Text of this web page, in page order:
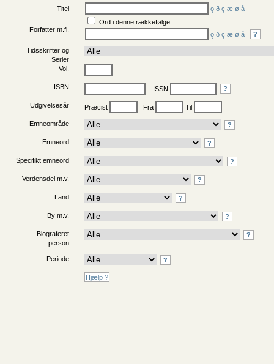
ǫ ð ç æ ø å
Ord i denne rækkefølge
ǫ ð ç æ ø å ?
Titel
Forfatter m.fl.
Tidsskrifter og
Serier
Vol.
ISBN ISSN ?
Udgivelsesår Præcist Fra Til
Emneområde ?
Emneord ?
Specifikt emneord ?
Verdensdel m.v. ?
Land ?
By m.v. ?
Biograferet
person
?
Periode ?
Hjælp ?